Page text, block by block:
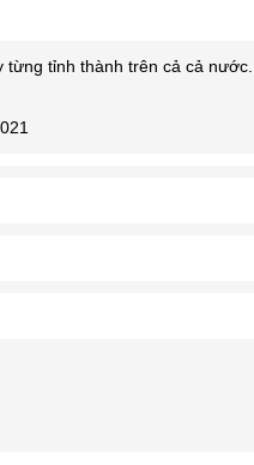
tỉnh thành trên cả cả nước.